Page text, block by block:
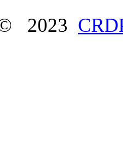
2023